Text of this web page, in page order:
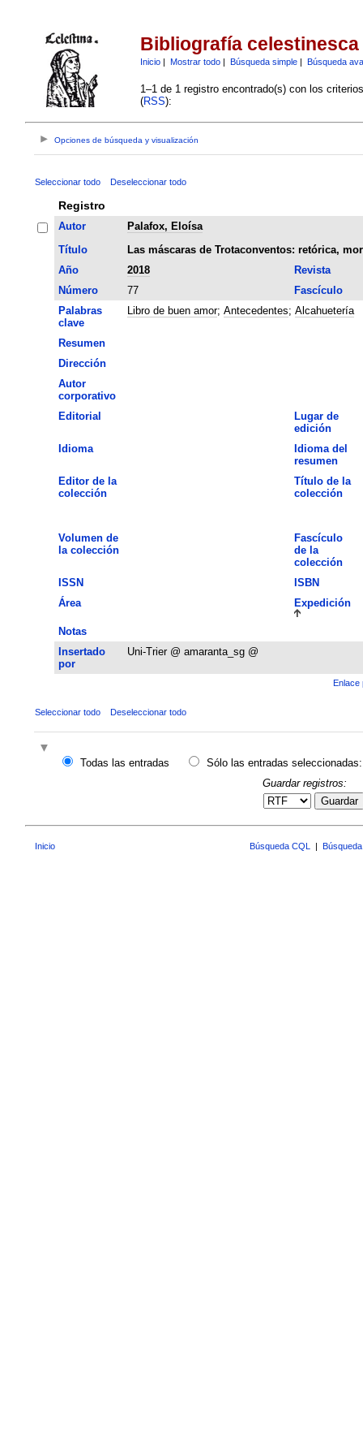
Bibliografía celestinesca
Inicio| Mostrar todo| Búsqueda simple| Búsqueda
1–1 de 1 registro encontrado(s) con los
(RSS):
Opciones de búsqueda y visualización
Seleccionar todo Deseleccionar todo
Registro
Autor
Palafox, Eloísa
Título
Las máscaras de Trotaconventos: retórica,
Año
2018 Revista
Número
77
Fascículo
Palabras
clave
Libro de buen amor; Antecedentes; Alcahuetería
Resumen
Dirección
Autor
corporativo
Editorial
Lugar de
edición
Idioma
Idioma del
resumen
Editor de la
colección
Título de la
colección
Volumen de
la colección
Fascículo
de la
colección
ISSN
ISBN
Área
Expedición
Notas
Insertado
por
Uni-Trier @ amaranta_sg @
Enlace
Seleccionar todo Deseleccionar todo
Todas las entradas
Sólo las entradas seleccionadas:
Guardar registros:
Guardar
Inicio Búsqueda CQL